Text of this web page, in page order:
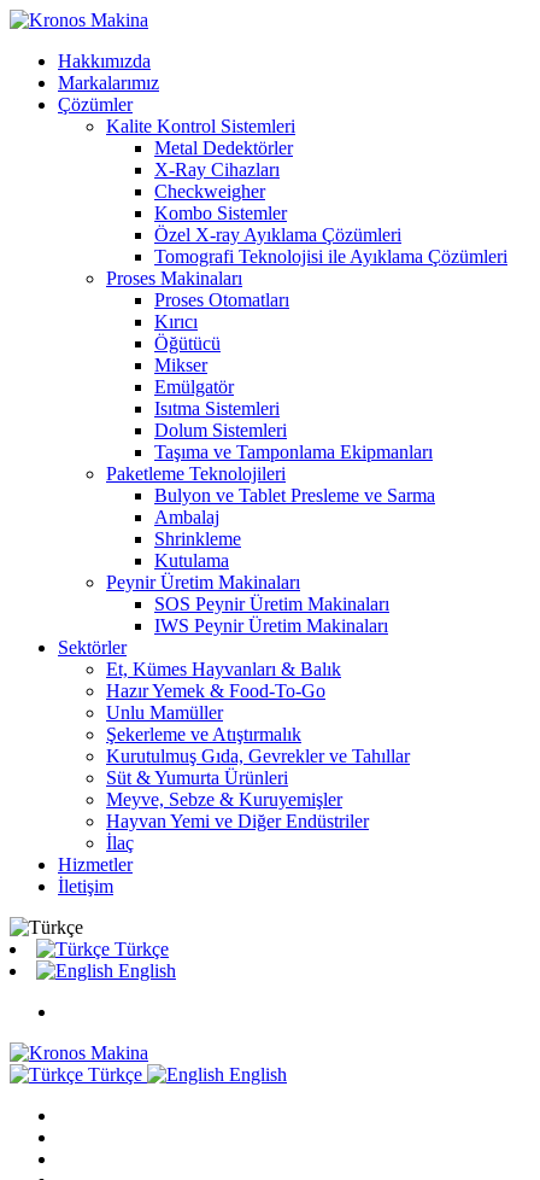
Hakkımızda
Markalarımız
Çözümler
Kalite Kontrol Sistemleri
Metal Dedektörler
X-Ray Cihazları
Checkweigher
Kombo Sistemler
Özel X-ray Ayıklama Çözümleri
Tomografi Teknolojisi ile Ayıklama Çözümleri
Proses Makinaları
Proses Otomatları
Kırıcı
Öğütücü
Mikser
Emülgatör
Isıtma Sistemleri
Dolum Sistemleri
Taşıma ve Tamponlama Ekipmanları
Paketleme Teknolojileri
Bulyon ve Tablet Presleme ve Sarma
Ambalaj
Shrinkleme
Kutulama
Peynir Üretim Makinaları
SOS Peynir Üretim Makinaları
IWS Peynir Üretim Makinaları
Sektörler
Et, Kümes Hayvanları & Balık
Hazır Yemek & Food-To-Go
Unlu Mamüller
Şekerleme ve Atıştırmalık
Kurutulmuş Gıda, Gevrekler ve Tahıllar
Süt & Yumurta Ürünleri
Meyve, Sebze & Kuruyemişler
Hayvan Yemi ve Diğer Endüstriler
İlaç
Hizmetler
İletişim
Türkçe
English
Türkçe English